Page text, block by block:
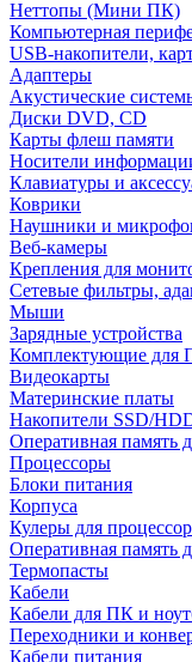
Неттопы (Мини ПК)
Компьютерная
USB-накопители,
Адаптеры
Акустические
Диски DVD, CD
Карты флеш памяти
Носители
Клавиатуры и
Коврики
Наушники и
Веб-камеры
Крепления для
Сетевые фильтры,
Мыши
Зарядные устройства
Комплектующие для
Видеокарты
Материнские платы
Накопители SSD/
Оперативная память
Процессоры
Блоки питания
Корпуса
Кулеры для
Оперативная память
Термопасты
Кабели
Кабели для ПК и
Переходники и
Кабели питания